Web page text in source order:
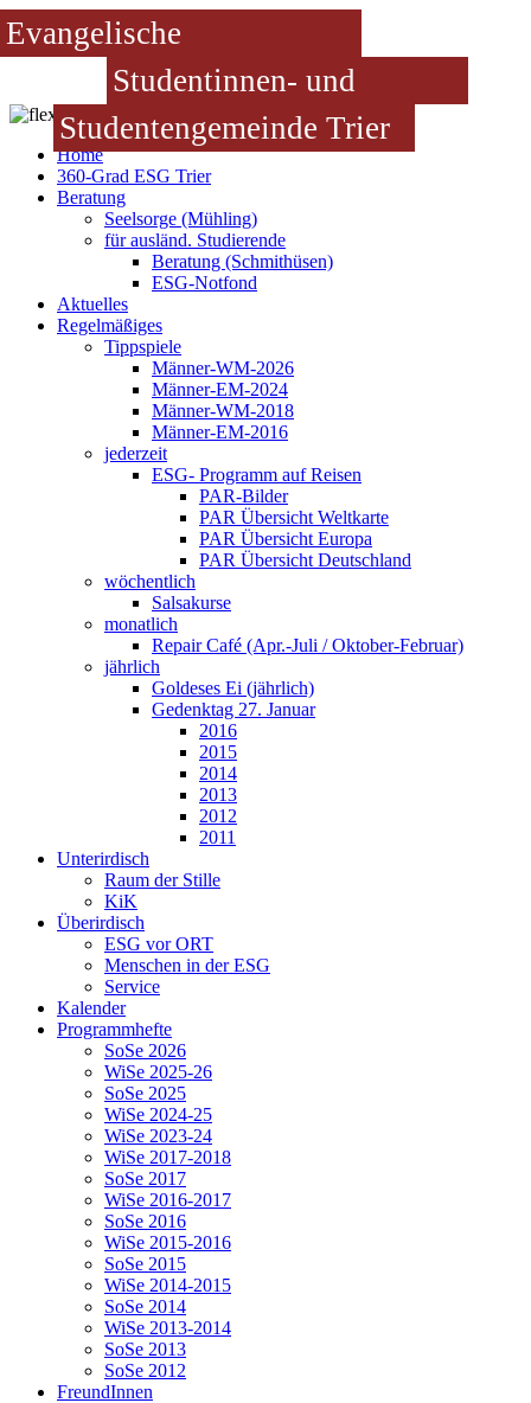
Evangelische
Studentinnen- und
Studentengemeinde Trier
Home
360-Grad ESG Trier
Beratung
Seelsorge (Mühling)
für ausländ. Studierende
Beratung (Schmithüsen)
ESG-Notfond
Aktuelles
Regelmäßiges
Tippspiele
Männer-WM-2026
Männer-EM-2024
Männer-WM-2018
Männer-EM-2016
jederzeit
ESG- Programm auf Reisen
PAR-Bilder
PAR Übersicht Weltkarte
PAR Übersicht Europa
PAR Übersicht Deutschland
wöchentlich
Salsakurse
monatlich
Repair Café (Apr.-Juli / Oktober-Februar)
jährlich
Goldeses Ei (jährlich)
Gedenktag 27. Januar
2016
2015
2014
2013
2012
2011
Unterirdisch
Raum der Stille
KiK
Überirdisch
ESG vor ORT
Menschen in der ESG
Service
Kalender
Programmhefte
SoSe 2026
WiSe 2025-26
SoSe 2025
WiSe 2024-25
WiSe 2023-24
WiSe 2017-2018
SoSe 2017
WiSe 2016-2017
SoSe 2016
WiSe 2015-2016
SoSe 2015
WiSe 2014-2015
SoSe 2014
WiSe 2013-2014
SoSe 2013
SoSe 2012
FreundInnen